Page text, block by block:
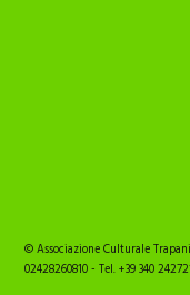
© Associazione Culturale
02428260810 - Tel. +39 340